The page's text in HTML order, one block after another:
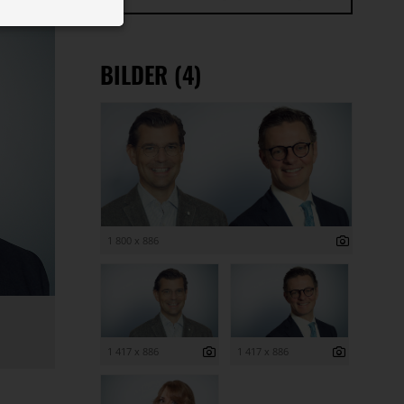
BILDER (4)
1 800 x 886
1 417 x 886 1 417 x 886
der
auf Ihrem